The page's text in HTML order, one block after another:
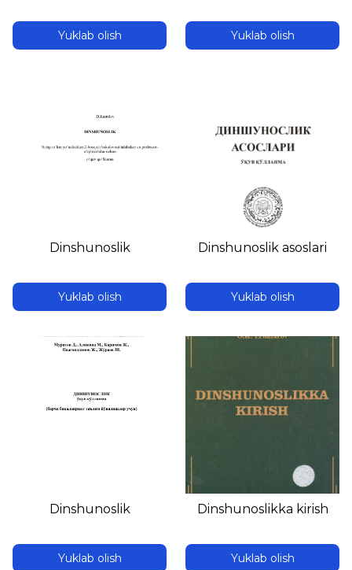
Yuklab olish Yuklab olish
Dinshunoslik
Yuklab olish
Dinshunoslik asoslari
Yuklab olish
Dinshunoslik
Yuklab olish
Dinshunoslikka kirish
Yuklab olish